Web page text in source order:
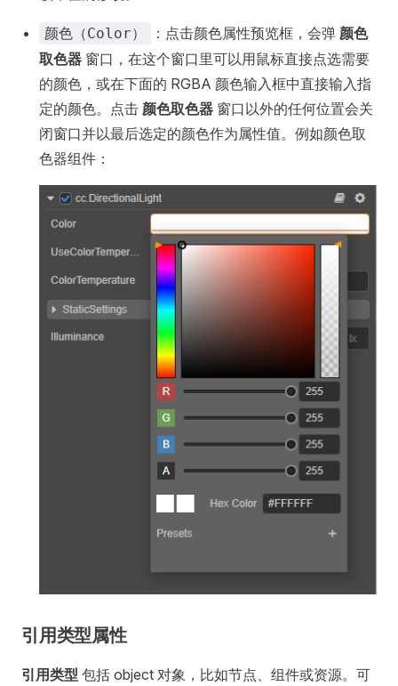
颜色（Color） ：点击颜色属性预览框，会弹 颜色
取色器 窗口，在这个窗口里可以用鼠标直接点选需要
的颜色，或在下面的 RGBA 颜色输入框中直接输入指
定的颜色。点击 颜色取色器 窗口以外的任何位置会关
闭窗口并以最后选定的颜色作为属性值。例如颜色取
色器组件：
引用类型属性
引用类型 包括 object 对象，比如节点、组件或资源。可